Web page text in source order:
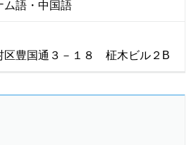
ム語・中国語
区豊国通３－１８ 柾木ビル２B